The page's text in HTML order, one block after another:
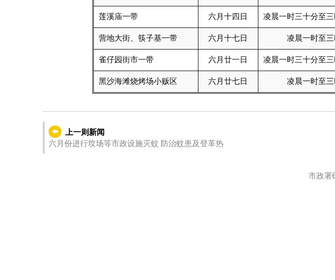
莲溪庙一带 六月十四日 凌晨一时三十分至
营地大街、筷子基一带 六月十七日 凌晨一时至
雀仔园街市一带 六月廿一日 凌晨一时三十分至
黑沙海滩烧烤场小贩区 六月廿七日 凌晨一时至
上一则新闻
六月份进行坟场等市政设施灭蚊 防治蚊患及登革热
市政署